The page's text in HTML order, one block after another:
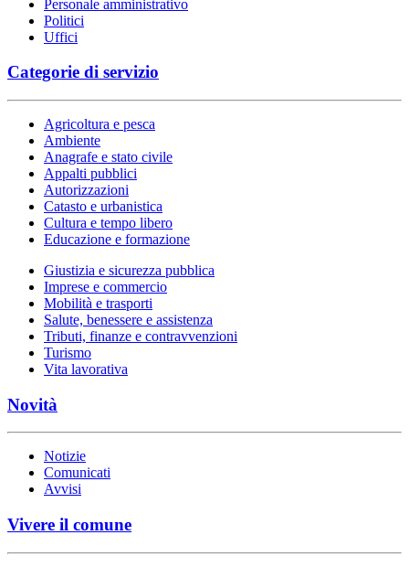
Personale amministrativo
Politici
Uffici
Categorie di servizio
Agricoltura e pesca
Ambiente
Anagrafe e stato civile
Appalti pubblici
Autorizzazioni
Catasto e urbanistica
Cultura e tempo libero
Educazione e formazione
Giustizia e sicurezza pubblica
Imprese e commercio
Mobilità e trasporti
Salute, benessere e assistenza
Tributi, finanze e contravvenzioni
Turismo
Vita lavorativa
Novità
Notizie
Comunicati
Avvisi
Vivere il comune